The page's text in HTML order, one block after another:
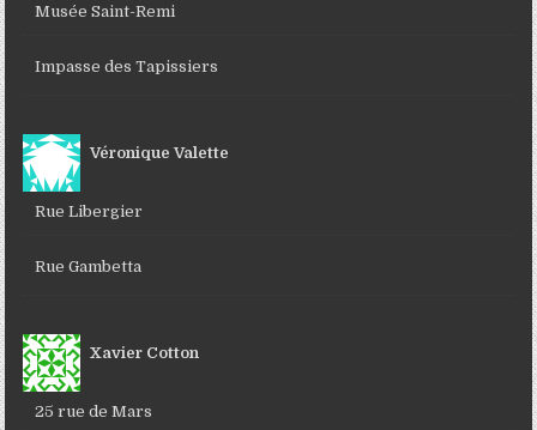
Musée Saint-Remi
Impasse des Tapissiers
Véronique Valette
Rue Libergier
Rue Gambetta
Xavier Cotton
25 rue de Mars